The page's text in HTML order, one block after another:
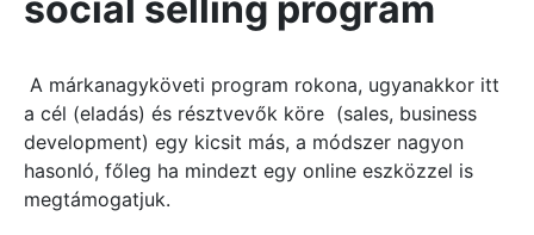
A márkanagyköveti program rokona, ugyanakkor itt
a cél (eladás) és résztvevők köre (sales, business
development) egy kicsit más, a módszer nagyon
hasonló, főleg ha mindezt egy online eszközzel is
megtámogatjuk.